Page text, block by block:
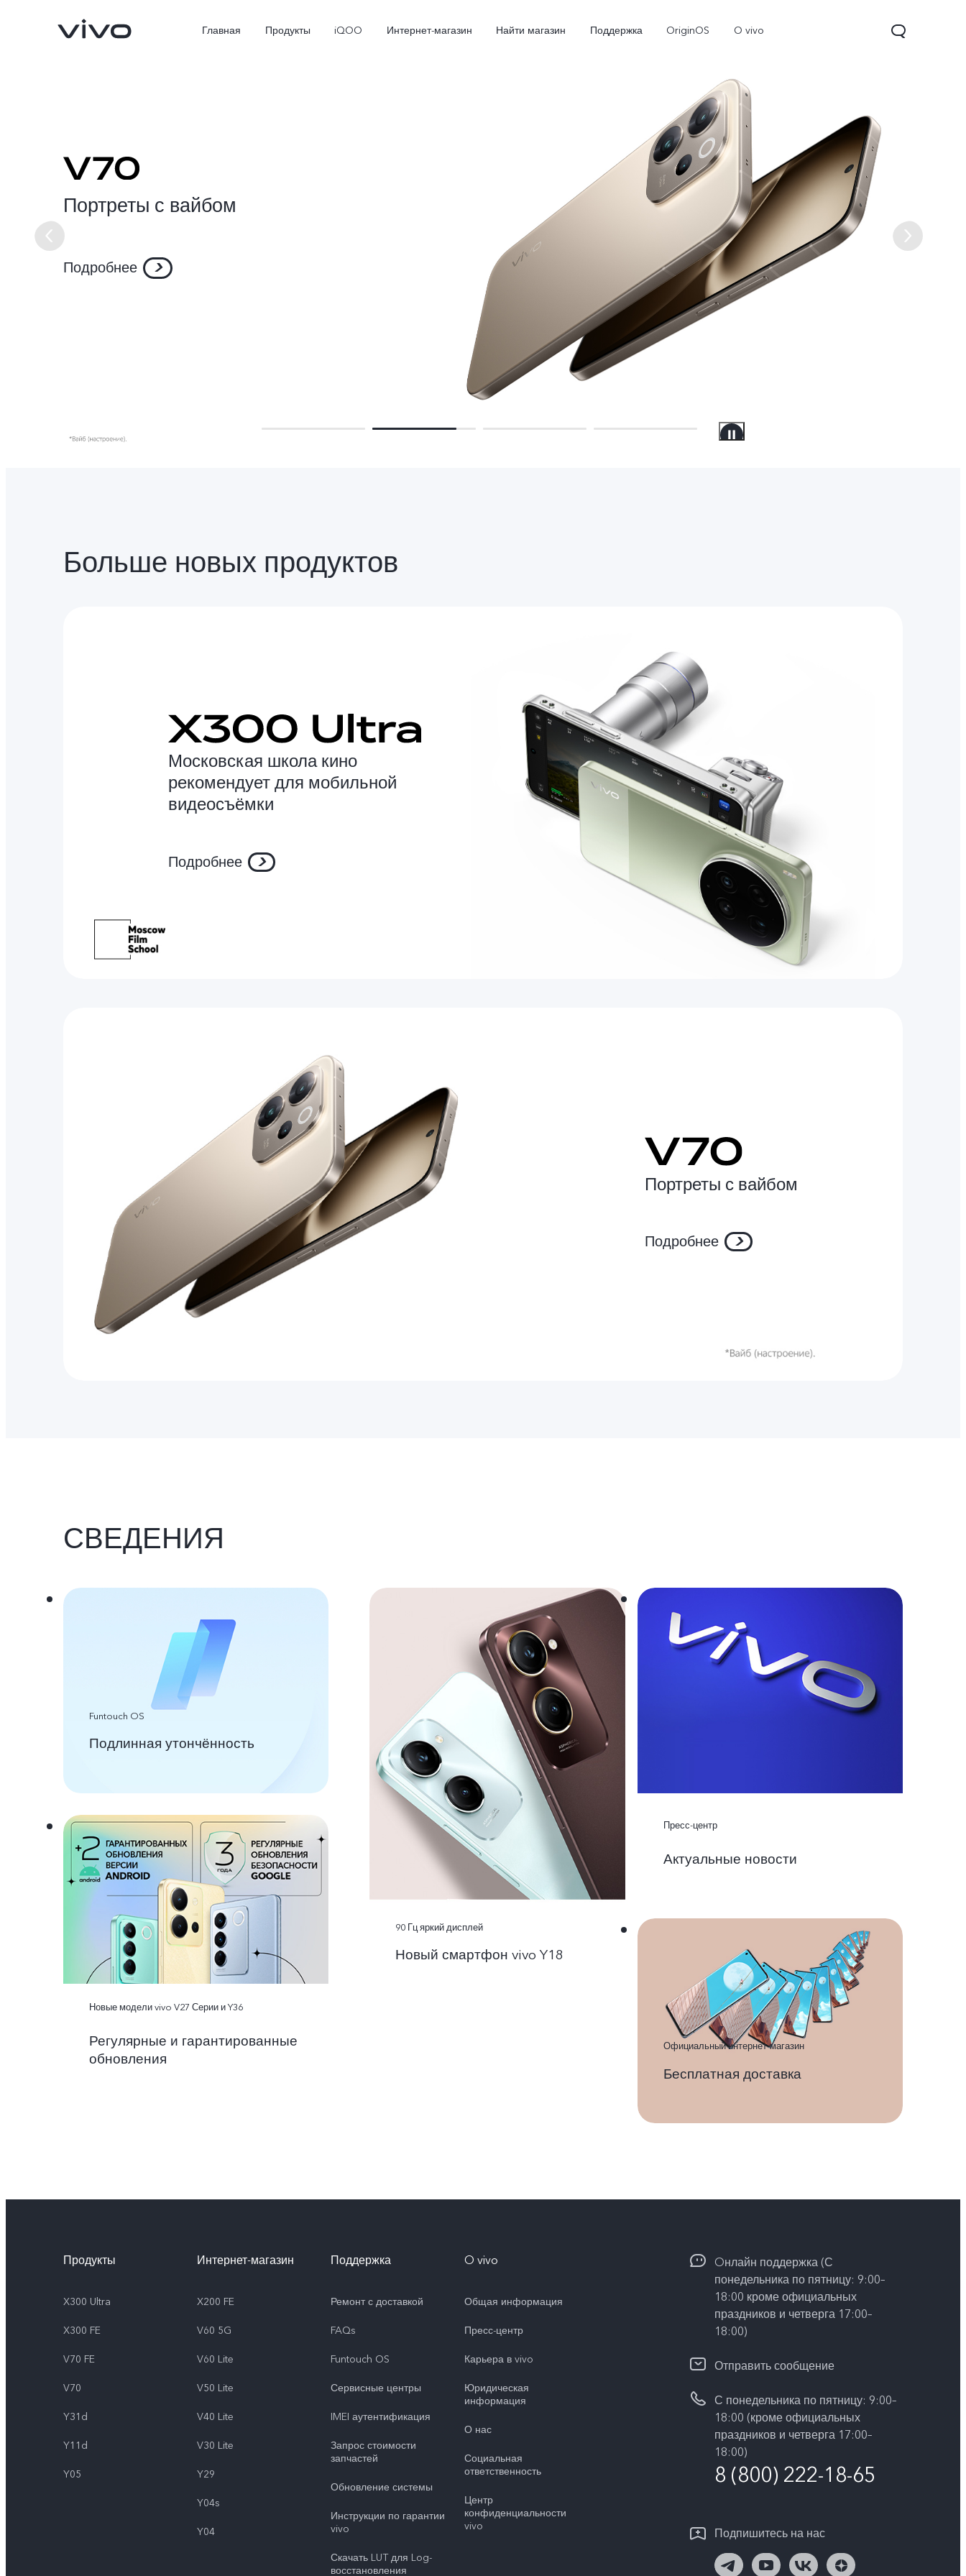
Главная Продукты iQOO Интернет-магазин Найти магазин Поддержка OriginOS O vivo
X300 FE Y31d Новинка
Портреты с вайбом
Подробнее
Больше новых продуктов
Московская школа кино
рекомендует для мобильной
видеосъёмки
Подробнее
Портреты с вайбом
Подробнее
СВЕДЕНИЯ
Funtouch OS
Подлинная утончённость
90 Гц яркий дисплей
Новый смартфон vivo Y18
Пресс-центр
Актуальные новости
Новые модели vivo V27 Серии и Y36
Регулярные и гарантированные
обновления
Официальный интернет-магазин
Бесплатная доставка
Продукты
X300 Ultra
X300 FE
V70 FE
V70
Y31d
Y11d
Y05
Интернет-магазин
X200 FE
V60 5G
V60 Lite
V50 Lite
V40 Lite
V30 Lite
Y29
Y04s
Y04
Поддержка
Ремонт с доставкой
FAQs
Funtouch OS
Сервисные центры
IMEI аутентификация
Запрос стоимости
запчастей
Обновление системы
Инструкции по гарантии
vivo
Скачать LUT для Log-
восстановления
O vivo
Общая информация
Пресс-центр
Карьера в vivo
Юридическая
информация
О нас
Социальная
ответственность
Центр
конфиденциальности
vivo
Oнлайн поддержка (С
понедельника по пятницу: 9:00–
18:00 кроме официальных
праздников и четверга 17:00–
18:00)
Отправить сообщение
С понедельника по пятницу: 9:00–
18:00 (кроме официальных
праздников и четверга 17:00–
18:00)
8 (800) 222-18-65
Подпишитесь на нас